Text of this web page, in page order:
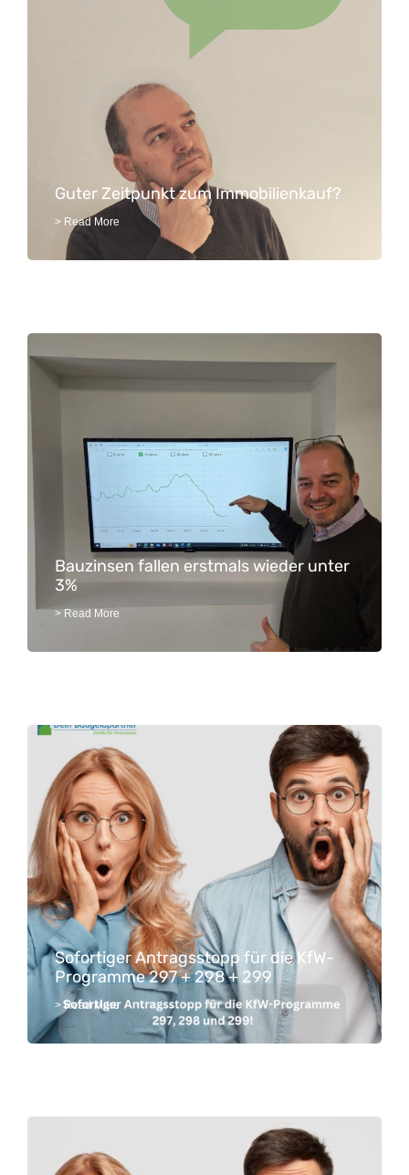
Guter Zeitpunkt zum Immobilienkauf?
> Read More
Bauzinsen fallen erstmals wieder unter
3%
> Read More
Sofortiger Antragsstopp für die KfW-
Programme 297 + 298 + 299
> Read More